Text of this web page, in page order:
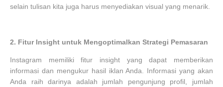
selain tulisan kita juga harus menyediakan visual yang menarik.
2. Fitur Insight untuk Mengoptimalkan Strategi Pemasaran
Instagram memiliki fitur insight yang dapat memberikan
informasi dan mengukur hasil iklan Anda. Informasi yang akan
Anda raih darinya adalah jumlah pengunjung profil, jumlah